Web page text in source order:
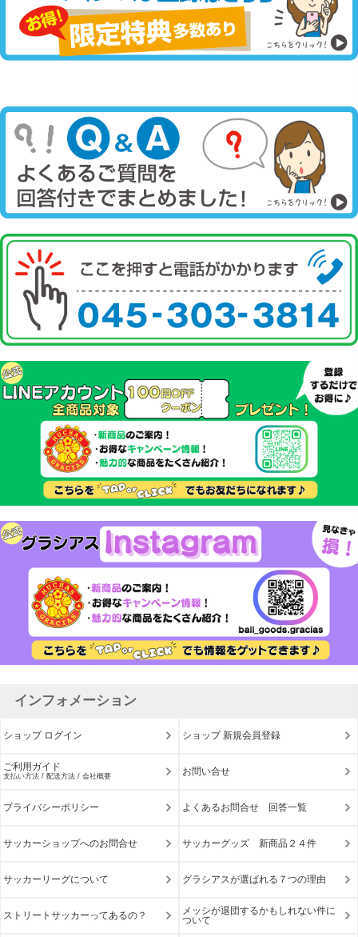
インフォメーション
ショップ ログイン ショップ 新規会員登録
ご利用ガイド
支払い方法 / 配送方法 / 会社概要 お問い合せ
プライバシーポリシー よくあるお問合せ 回答一覧
サッカーショップへのお問合せ サッカーグッズ 新商品２４件
サッカーリーグについて グラシアスが選ばれる７つの理由
ストリートサッカーってあるの？
メッシが退団するかもしれない件に
ついて